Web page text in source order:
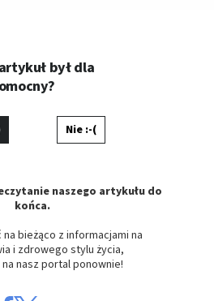
był dla
Nie :-(
naszego artykułu do
końca.
bieżąco z informacjami na
i zdrowego stylu życia,
nasz portal ponownie!
w celu doboru
dzięki statystyce lub
źródeł
danych do